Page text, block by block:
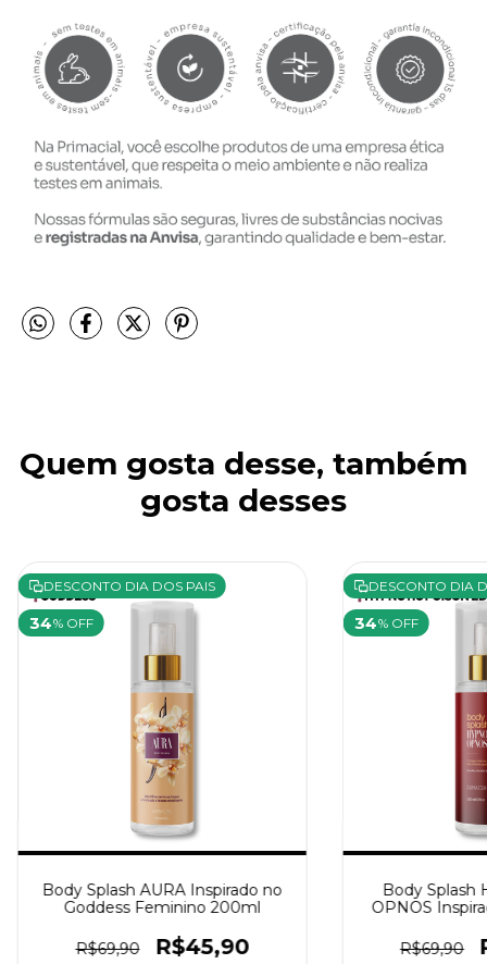
Quem gosta desse, também
gosta desses
DESCONTO DIA DOS PAIS
34% OFF
Body Splash AURA Inspirado no
Goddess Feminino 200ml
R$69,90 R$45,90
DESCONTO DIA
34% OFF
Body Splash
OPNOS
R$69,90